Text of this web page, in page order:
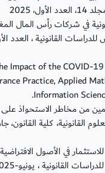
2025
في شركات رأس المال
Impact of the COVID-
Practice, Applied
Information
من مخاطر الاستحواذ
للاستثمار في الأصول
القانونية ، يونيو-2025